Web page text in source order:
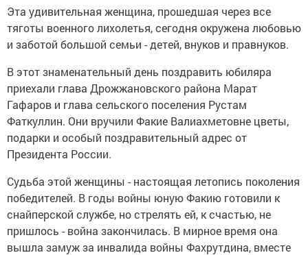
Эта удивительная женщина, прошедшая через все
тяготы военного лихолетья, сегодня окружена любовью
и заботой большой семьи - детей, внуков и правнуков.
В этот знаменательный день поздравить юбиляра
приехали глава Дрожжановского района Марат
Гафаров и глава сельского поселения Рустам
Фаткуллин. Они вручили Факие Валиахметовне цветы,
подарки и особый поздравительный адрес от
Президента России.
Судьба этой женщины - настоящая летопись поколения
победителей. В годы войны юную Факию готовили к
снайперской службе, но стрелять ей, к счастью, не
пришлось - война закончилась. В мирное время она
вышла замуж за инвалида войны Фахрутдина, вместе